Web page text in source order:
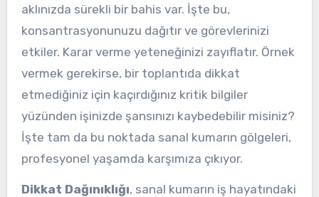
aklınızda sürekli bir bahis var. İşte bu,
konsantrasyonunuzu dağıtır ve görevlerinizi
etkiler. Karar verme yeteneğinizi zayıflatır. Örnek
vermek gerekirse, bir toplantıda dikkat
etmediğiniz için kaçırdığınız kritik bilgiler
yüzünden işinizde şansınızı kaybedebilir misiniz?
İşte tam da bu noktada sanal kumarın gölgeleri,
profesyonel yaşamda karşımıza çıkıyor.
Dikkat Dağınıklığı, sanal kumarın iş hayatındaki